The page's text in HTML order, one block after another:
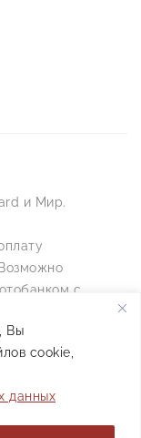
Вы
cookie,
данных
и Мир.
с
09-42 — и мы